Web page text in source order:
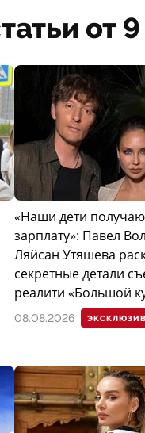
от
ЭКСКЛЮЗИВ
«Наши дети
зарплату»: Павел
Ляйсан Утяшева
секретные детали
реалити «Большой
08.08.2026